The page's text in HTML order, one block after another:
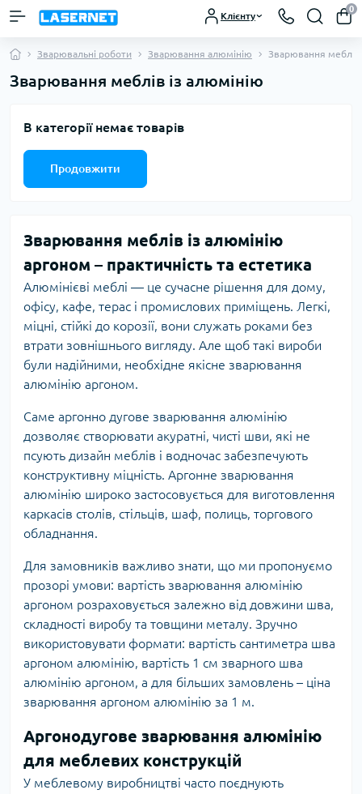
Клієнту
0
Зварювальні роботи Зварювання алюмінію Зварювання меблів
Зварювання меблів із алюмінію
В категорії немає товарів
Продовжити
Зварювання меблів із алюмінію
аргоном – практичність та естетика
Алюмінієві меблі — це сучасне рішення для дому,
офісу, кафе, терас і промислових приміщень. Легкі,
міцні, стійкі до корозії, вони служать роками без
втрати зовнішнього вигляду. Але щоб такі вироби
були надійними, необхідне якісне зварювання
алюмінію аргоном.
Саме аргонно дугове зварювання алюмінію
дозволяє створювати акуратні, чисті шви, які не
псують дизайн меблів і водночас забезпечують
конструктивну міцність. Аргонне зварювання
алюмінію широко застосовується для виготовлення
каркасів столів, стільців, шаф, полиць, торгового
обладнання.
Для замовників важливо знати, що ми пропонуємо
прозорі умови: вартість зварювання алюмінію
аргоном розраховується залежно від довжини шва,
складності виробу та товщини металу. Зручно
використовувати формати: вартість сантиметра шва
аргоном алюмінію, вартість 1 см зварного шва
алюмінію аргоном, а для більших замовлень – ціна
зварювання аргоном алюмінію за 1 м.
Аргонодугове зварювання алюмінію
для меблевих конструкцій
У меблевому виробництві часто поєднують